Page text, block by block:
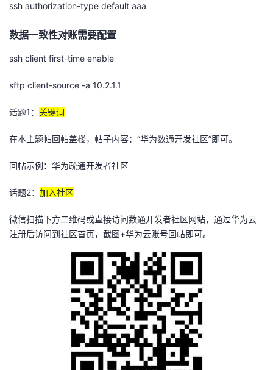
ssh authorization-type default aaa
数据一致性对账需要配置
ssh client first-time enable
sftp client-source -a 10.2.1.1
话题1： 关键词
在本主题帖回帖盖楼，帖子内容：“华为数通开发社区”即可。
回帖示例：华为疏通开发者社区
话题2： 加入社区
微信扫描下方二维码或直接访问数通开发者社区网站，通过华为云
注册后访问到社区首页，截图+华为云账号回帖即可。